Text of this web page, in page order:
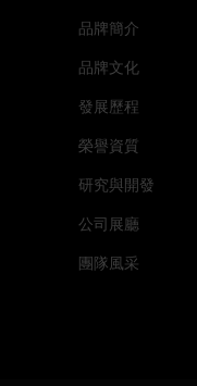
品牌簡介
品牌文化
發展歷程
榮譽資質
研究與開發
公司展廳
團隊風采